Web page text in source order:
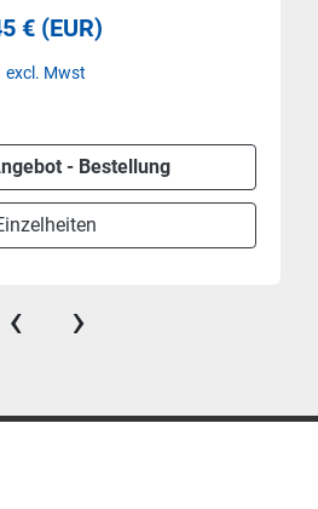
€ (EUR)
excl. Mwst
- Bestellung
‹ ›